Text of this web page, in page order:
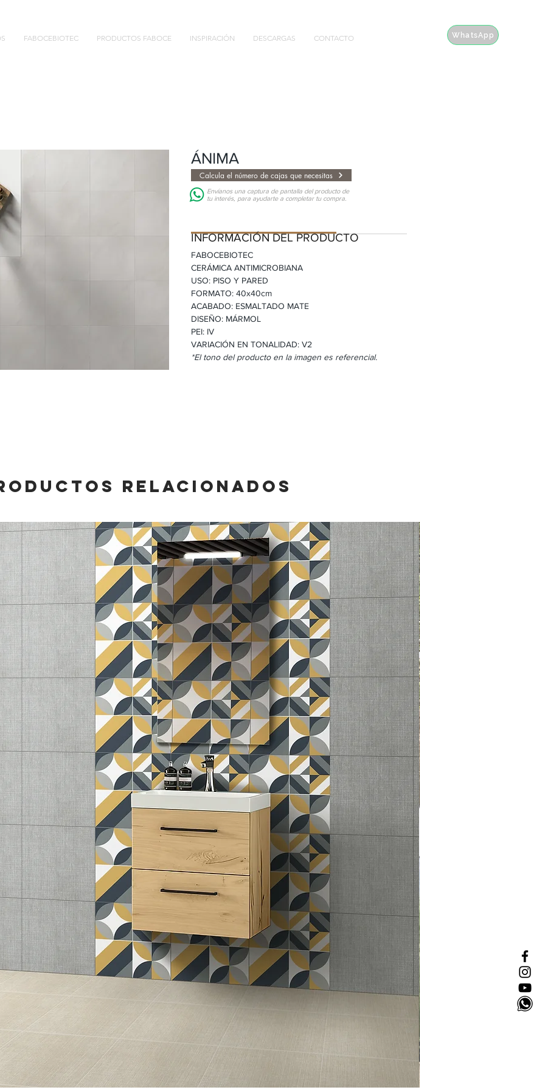
FABOCEBIOTEC PRODUCTOS FABOCE INSPIRACIÓN DESCARGAS CONTACTO WhatsApp
ÁNIMA
FABOCEBIOTEC
CERÁMICA ANTIMICROBIANA
USO: PISO Y PARED
FORMATO: 40x40cm
ACABADO: ESMALTADO MATE
DISEÑO: MÁRMOL
PEI: IV
VARIACIÓN EN TONALIDAD: V2
*El tono del producto en la imagen es referencial.
INFORMACIÓN DEL PRODUCTO
Calcula el número de cajas que necesitas
Envíanos una captura de pantalla del producto de
tu interés, para ayudarte a completar tu compra.
RELACIONADOS